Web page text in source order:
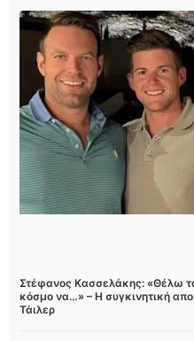
Στέφανος Κασσελάκης: «Θέλω
κόσμο να…» – Η συγκινητική
Τάιλερ